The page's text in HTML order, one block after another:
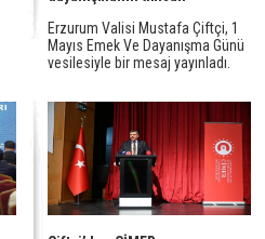
Erzurum Valisi Mustafa Çiftçi, 1
Mayıs Emek Ve Dayanışma Günü
vesilesiyle bir mesaj yayınladı.